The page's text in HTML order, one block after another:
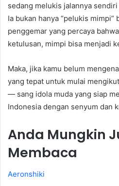
sedang melukis jalannya
Ia bukan hanya “pelukis
penggemar yang percaya
ketulusan, mimpi bisa menjadi
Maka, jika kamu belum
yang tepat untuk mulai
— sang idola muda yang siap
Indonesia dengan senyum dan
Anda Mungkin
Membaca
Aeronshiki